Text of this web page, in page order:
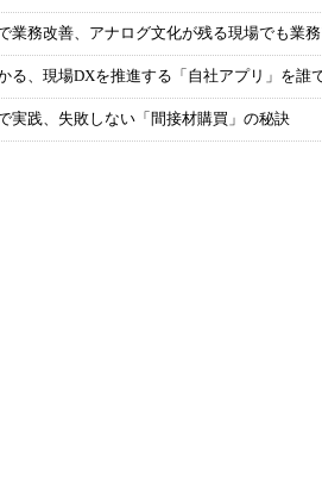
業務改善、アナログ文化が残る現場でも業
る、現場DXを推進する「自社アプリ」を誰
実践、失敗しない「間接材購買」の秘訣